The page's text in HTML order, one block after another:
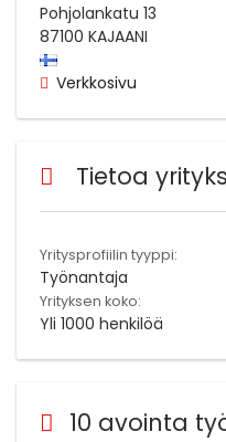
Pohjolankatu 13
87100 KAJAANI
Verkkosivu
Tietoa
Yritysprofiilin tyyppi:
Työnantaja
Yrityksen koko:
Yli 1000 henkilöä
10 avointa